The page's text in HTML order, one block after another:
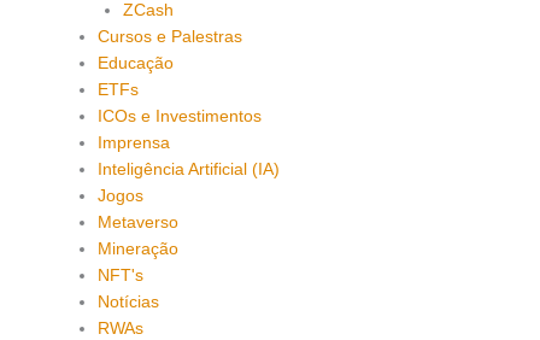
ZCash
Cursos e Palestras
Educação
ETFs
ICOs e Investimentos
Imprensa
Inteligência Artificial (IA)
Jogos
Metaverso
Mineração
NFT's
Notícias
RWAs